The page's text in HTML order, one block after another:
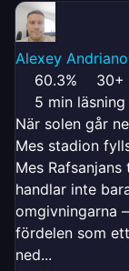
Alexey
60.3%
30+
5 min läsning
När solen går
Mes stadion
Mes
handlar inte
omgivningarna
fördelen som
ned...